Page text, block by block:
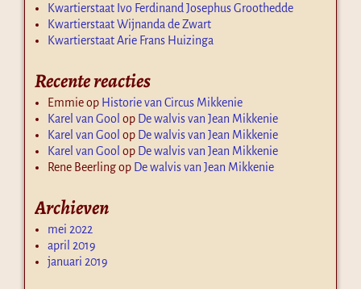
Kwartierstaat Ivo Ferdinand Josephus Groothedde
Kwartierstaat Wijnanda de Zwart
Kwartierstaat Arie Frans Huizinga
Recente reacties
Emmieop Historie van Circus Mikkenie
Karel van Gool op De walvis van Jean Mikkenie
Karel van Gool op De walvis van Jean Mikkenie
Karel van Gool op De walvis van Jean Mikkenie
Rene Beerlingop De walvis van Jean Mikkenie
Archieven
mei 2022
april 2019
januari 2019